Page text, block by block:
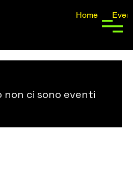
Home
non ci sono eventi